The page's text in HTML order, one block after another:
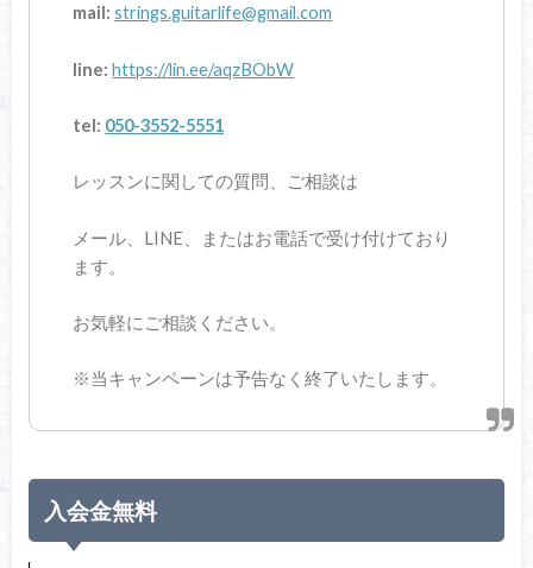
mail: strings.guitarlife@gmail.com
line: https://lin.ee/aqzBObW
tel: 050-3552-5551
レッスンに関しての質問、ご相談は
メール、LINE、またはお電話で受け付けており
ます。
お気軽にご相談ください。
※当キャンペーンは予告なく終了いたします。
入会金無料